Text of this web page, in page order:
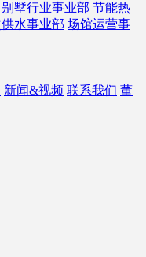
别墅行业事业部 节能热
水事业部 场馆运营事
新闻&视频 联系我们 董